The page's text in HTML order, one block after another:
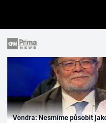
Vondra: Nesmíme působit